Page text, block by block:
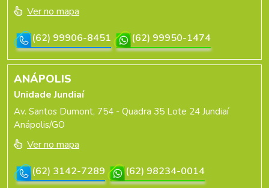
Ver no mapa
(62) 99906-8451
(62) 99950-1474
ANÁPOLIS
Unidade Jundiaí
Av. Santos Dumont, 754 - Quadra 35 Lote 24 Jundiaí
Anápolis/GO
Ver no mapa
(62) 3142-7289
(62) 98234-0014